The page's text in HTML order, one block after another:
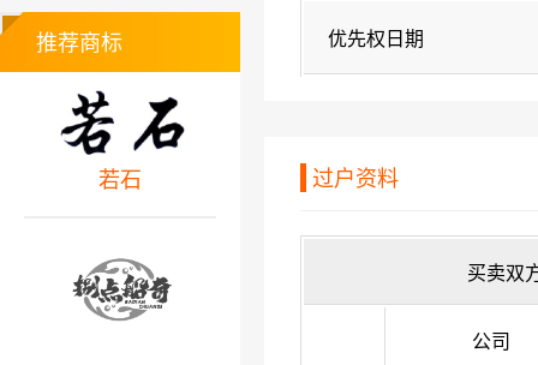
优先权日期
过户资料
买卖双
公司
推荐商标
若石